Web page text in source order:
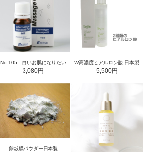
No.105 白いお肌になりたい
3,080円
W高濃度ヒアルロン酸 日本製
5,500円
卵殻膜パウダー日本製